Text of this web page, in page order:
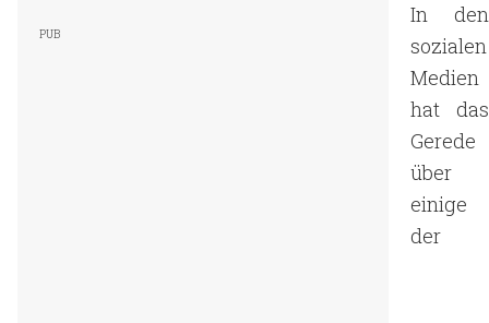
In den
sozialen
Medien
hat das
Gerede
über
einige
der